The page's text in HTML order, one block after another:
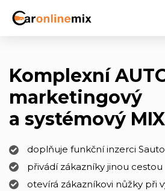
Komplexní
marketingový
a systémový MIX
doplňuje funkční inzerci
přivádí zákazníky jinou cestou
otevírá zákazníkovi nůžky při